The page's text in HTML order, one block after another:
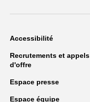
Accessibilité
Recrutements et appels
d'offre
Espace presse
Espace équipe